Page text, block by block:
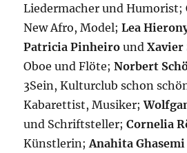
Liedermacher und Humorist;
New Afro, Model;Lea
Patricia Pinheiro undXavier
Oboe und Flöte;Norbert
3Sein, Kulturclub schon
Kabarettist, Musiker;
und Schriftsteller;Cornelia
Künstlerin;Anahita Ghasemi